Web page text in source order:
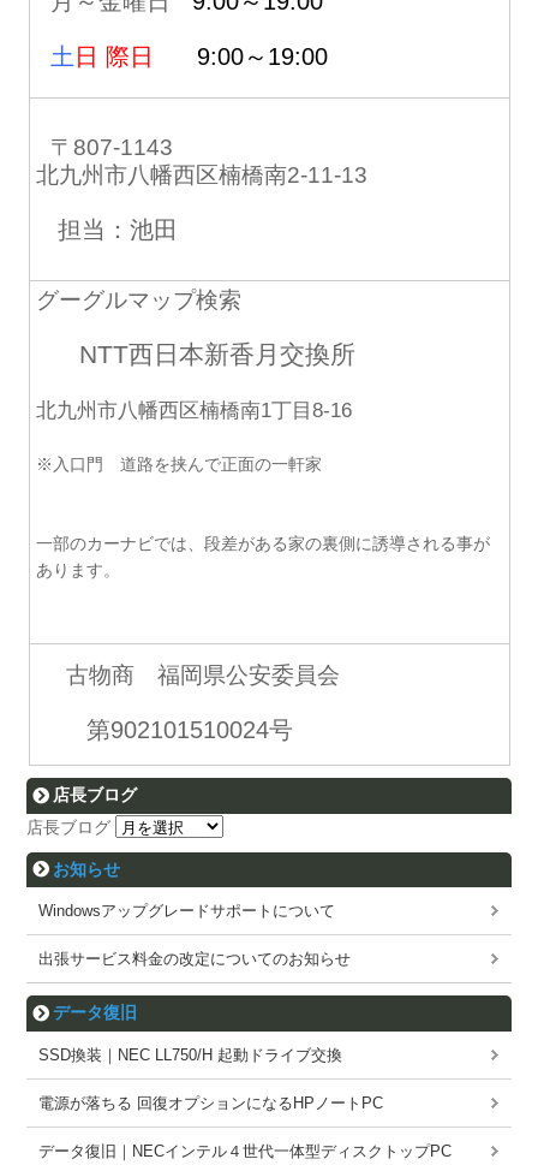
土 日 際日 9:00～19:00
〒807-1143
北九州市八幡西区楠橋南2-11-13
担当：池田
グーグルマップ検索
NTT西日本新香月交換所
北九州市八幡西区楠橋南1丁目8-16
※入口門 道路を挟んで正面の一軒家
一部のカーナビでは、段差がある家の裏側に誘導される事が
あります。
古物商 福岡県公安委員会
第902101510024号
店長ブログ
店長ブログ
お知らせ
Windowsアップグレードサポートについて
出張サービス料金の改定についてのお知らせ
データ復旧
SSD換装｜NEC LL750/H 起動ドライブ交換
電源が落ちる 回復オプションになるHPノートPC
データ復旧｜NECインテル４世代一体型ディスクトップPC